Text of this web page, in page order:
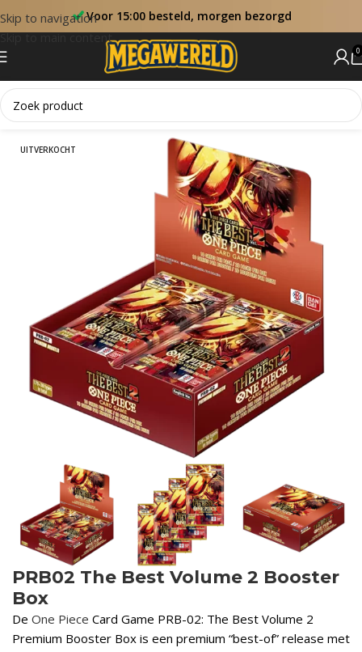
Skip to navigation
Skip to main content
Voor 15:00 besteld, morgen bezorgd
0
Home One Piece Booster Boxen
UITVERKOCHT
PRB02 The Best Volume 2 Booster
Box
De One Piece Card Game PRB-02: The Best Volume 2
Premium Booster Box is een premium “best-of” release met